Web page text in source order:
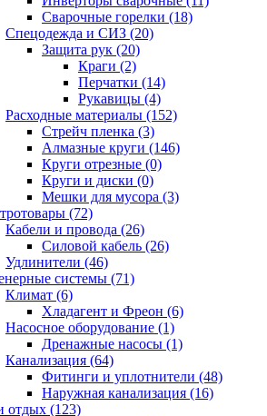
Сварочные горелки (18)
Спецодежда и СИЗ (20)
Защита рук (20)
Краги (2)
Перчатки (14)
Рукавицы (4)
Расходные материалы (152)
Стрейч пленка (3)
Алмазные круги (146)
Круги отрезные (0)
Круги и диски (0)
Мешки для мусора (3)
(72)
Кабели и провода (26)
Силовой кабель (26)
Удлинители (46)
системы (71)
Климат (6)
Хладагент и Фреон (6)
Насосное оборудование (1)
Дренажные насосы (1)
Канализация (64)
Фитинги и уплотнители (48)
Наружная канализация (16)
отдых (123)